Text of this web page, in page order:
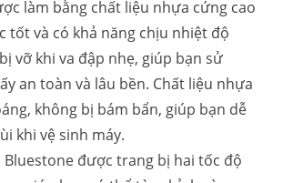
làm bằng chất liệu nhựa cứng cao
tốt và có khả năng chịu nhiệt độ
vỡ khi va đập nhẹ, giúp bạn sử
an toàn và lâu bền. Chất liệu nhựa
không bị bám bẩn, giúp bạn dễ
khi vệ sinh máy.
Bluestone được trang bị hai tốc độ